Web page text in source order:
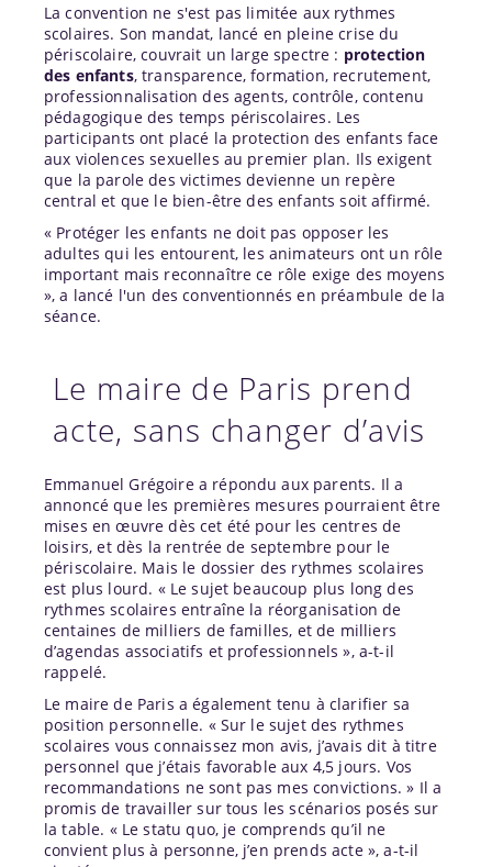
La convention ne s'est pas limitée aux rythmes
scolaires. Son mandat, lancé en pleine crise du
périscolaire, couvrait un large spectre : protection
des enfants, transparence, formation, recrutement,
professionnalisation des agents, contrôle, contenu
pédagogique des temps périscolaires. Les
participants ont placé la protection des enfants face
aux violences sexuelles au premier plan. Ils exigent
que la parole des victimes devienne un repère
central et que le bien-être des enfants soit affirmé.
« Protéger les enfants ne doit pas opposer les
adultes qui les entourent, les animateurs ont un rôle
important mais reconnaître ce rôle exige des moyens
», a lancé l'un des conventionnés en préambule de la
séance.
Le maire de Paris prend
acte, sans changer d’avis
Emmanuel Grégoire a répondu aux parents. Il a
annoncé que les premières mesures pourraient être
mises en œuvre dès cet été pour les centres de
loisirs, et dès la rentrée de septembre pour le
périscolaire. Mais le dossier des rythmes scolaires
est plus lourd. « Le sujet beaucoup plus long des
rythmes scolaires entraîne la réorganisation de
centaines de milliers de familles, et de milliers
d’agendas associatifs et professionnels », a-t-il
rappelé.
Le maire de Paris a également tenu à clarifier sa
position personnelle. « Sur le sujet des rythmes
scolaires vous connaissez mon avis, j’avais dit à titre
personnel que j’étais favorable aux 4,5 jours. Vos
recommandations ne sont pas mes convictions. » Il a
promis de travailler sur tous les scénarios posés sur
la table. « Le statu quo, je comprends qu’il ne
convient plus à personne, j’en prends acte », a-t-il